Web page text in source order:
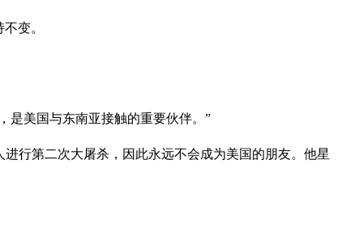
变。
是美国与东南亚接触的重要伙伴。”
行第二次大屠杀，因此永远不会成为美国的朋友。他星